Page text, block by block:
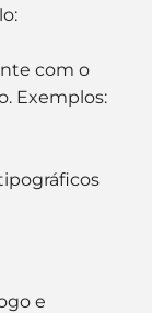
com o
Exemplos:
e